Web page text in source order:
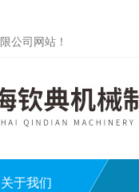
公司网站！
关于我们